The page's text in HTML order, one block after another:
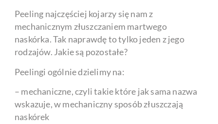
Peeling najczęściej kojarzy się nam z
mechanicznym złuszczaniem martwego
naskórka. Tak naprawdę to tylko jeden z jego
rodzajów. Jakie są pozostałe?
Peelingi ogólnie dzielimy na:
– mechaniczne, czyli takie które jak sama nazwa
wskazuje, w mechaniczny sposób złuszczają
naskórek